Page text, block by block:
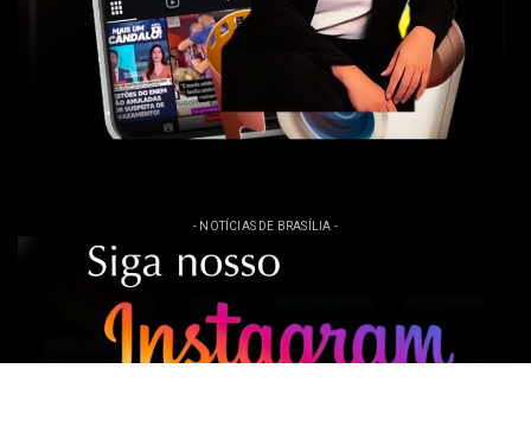
- NOTÍCIAS DE BRASÍLIA -